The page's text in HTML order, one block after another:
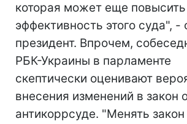
которая может еще повысить
эффективность этого суда", -
президент. Впрочем,
РБК-Украины в парламенте
скептически оценивают
внесения изменений в закон
антикоррсуде. "Менять